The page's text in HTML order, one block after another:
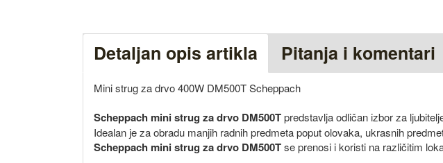
Detaljan opis artikla Pitanja i komentari
Mini strug za drvo 400W DM500T Scheppach
Scheppach mini strug za drvo DM500Tpredstavlja odličan izbor za
Idealan je za obradu manjih radnih predmeta poput olovaka, ukrasnih
Scheppach mini strug za drvo DM500Tse prenosi i koristi na različitim